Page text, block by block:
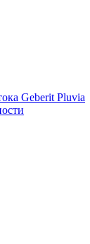
Geberit Pluvia